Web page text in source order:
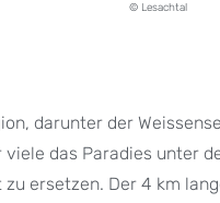
© Lesachtal
darunter der
das Paradies unter
ersetzen. Der 4 km